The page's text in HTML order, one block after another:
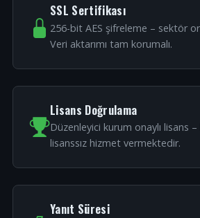
SSL Sertifikası
256-bit AES şifreleme – sektör
Veri aktarımı tam korumalı.
Lisans Doğrulama
Düzenleyici kurum onaylı lisans
lisanssız hizmet vermektedir.
Yanıt Süresi